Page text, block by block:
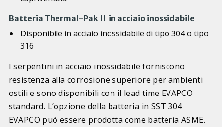
Batteria Thermal-Pak II in acciaio inossidabile
Disponibile in acciaio inossidabile di tipo 304 o tipo
316
I serpentini in acciaio inossidabile forniscono
resistenza alla corrosione superiore per ambienti
ostili e sono disponibili con il lead time EVAPCO
standard. L’opzione della batteria in SST 304
EVAPCO può essere prodotta come batteria ASME.